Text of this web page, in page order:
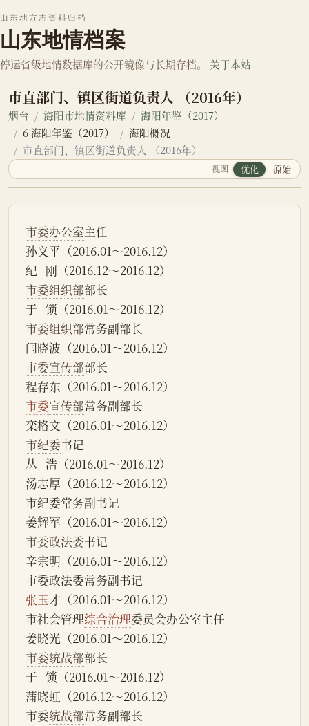
山东地方志资料归档
山东地情档案
停运省级地情数据库的公开镜像与长期存档。 关于本站
市直部门、镇区街道负责人 （2016年）
烟台 海阳市地情资料库
海阳年鉴（2017）
6 海阳年鉴（2017）
海阳概况
市直部门、镇区街道负责人 （2016年）
视图 优化 原始
市委办公室主任
孙义平（2016.01～2016.12）
纪   刚（2016.12～2016.12）
市委组织部部长
于   锁（2016.01～2016.12）
市委组织部常务副部长
闫晓波（2016.01～2016.12）
市委宣传部部长
程存东（2016.01～2016.12）
市委宣传部常务副部长
栾格文（2016.01～2016.12）
市纪委书记
丛   浩（2016.01～2016.12）
汤志厚（2016.12～2016.12）
市纪委常务副书记
姜辉军（2016.01～2016.12）
市委政法委书记
辛宗明（2016.01～2016.12）
市委政法委常务副书记
张玉才（2016.01～2016.12）
市社会管理综合治理委员会办公室主任
姜晓光（2016.01～2016.12）
市委统战部部长
于   锁（2016.01～2016.12）
蒲晓虹（2016.12～2016.12）
市委统战部常务副部长